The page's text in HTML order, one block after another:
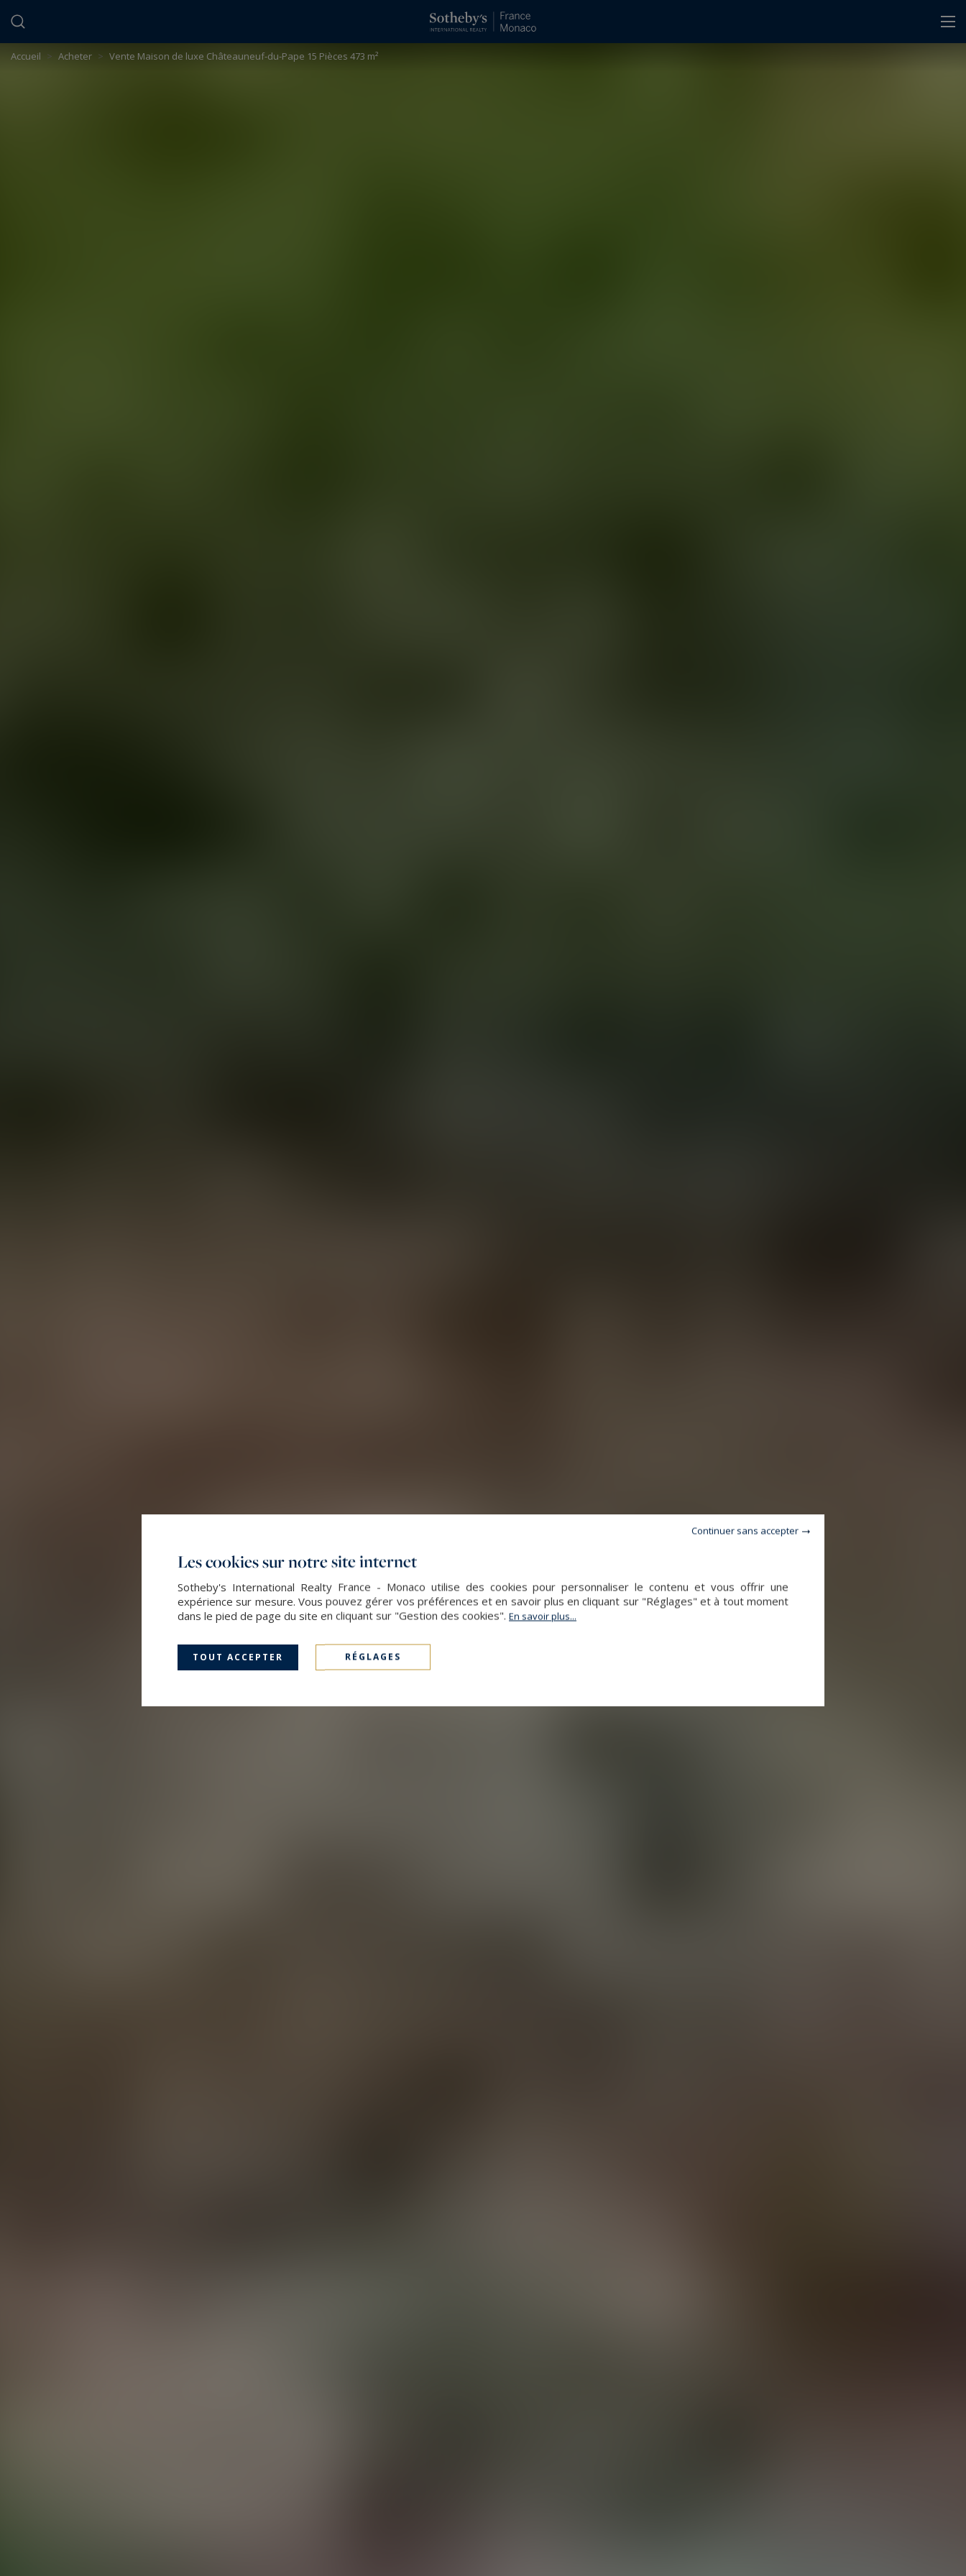
Accueil > Acheter > Vente Maison de luxe Châteauneuf-du-Pape 15 Pièces 473 m²
Les cookies sur notre site internet
Sotheby's International Realty France - Monaco utilise des cookies pour personnaliser le contenu et vous offrir une
expérience sur mesure. Vous pouvez gérer vos préférences et en savoir plus en cliquant sur "Réglages" et à tout moment
dans le pied de page du site en cliquant sur "Gestion des cookies". En savoir plus...
TOUT ACCEPTER RÉGLAGES
Continuer sans accepter